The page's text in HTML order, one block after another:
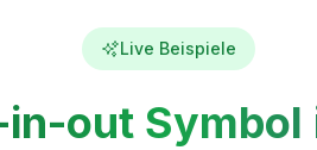
Live Beispiele
out Symbol